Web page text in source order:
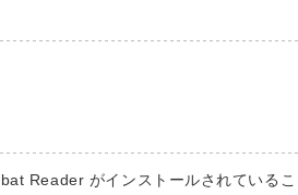
Reader がインストールされているこ